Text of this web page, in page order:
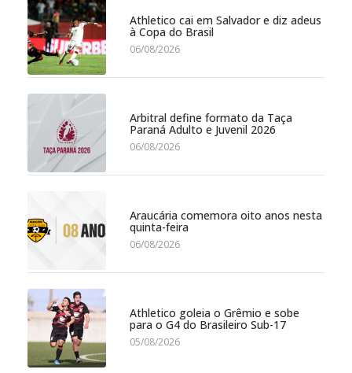
Athletico cai em Salvador e diz adeus
à Copa do Brasil
06/08/2026
Arbitral define formato da Taça
Paraná Adulto e Juvenil 2026
06/08/2026
Araucária comemora oito anos nesta
quinta-feira
06/08/2026
Athletico goleia o Grêmio e sobe
para o G4 do Brasileiro Sub-17
05/08/2026